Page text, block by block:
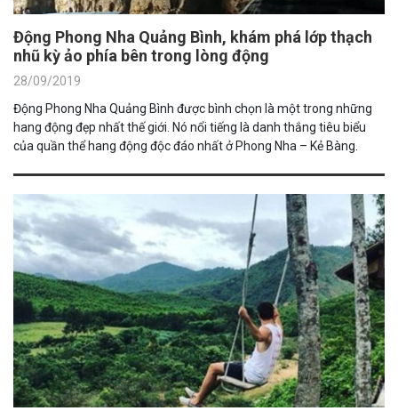
Động Phong Nha Quảng Bình, khám phá lớp thạch
nhũ kỳ ảo phía bên trong lòng động
28/09/2019
Động Phong Nha Quảng Bình được bình chọn là một trong những
hang động đẹp nhất thế giới. Nó nổi tiếng là danh thắng tiêu biểu
của quần thể hang động độc đáo nhất ở Phong Nha – Kẻ Bàng.